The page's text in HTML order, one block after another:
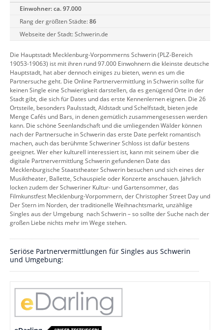
Einwohner: ca. 97.000
Rang der größten Städte:86
Webseite der Stadt:Schwerin.de
Die Hauptstadt Mecklenburg-Vorpommerns Schwerin (PLZ-Bereich
19053-19063) ist mit ihren rund 97.000 Einwohnern die kleinste deutsche
Hauptstadt, hat aber dennoch einiges zu bieten, wenn es um die
Partnersuche geht. Die Online Partnervermittlung in Schwerin sollte für
keinen Single eine Schwierigkeit darstellen, da es genügend Orte in der
Stadt gibt, die sich für Dates und das erste Kennenlernen eignen. Die 26
Ortsteile, besonders Paulsstadt, Aldstadt und Schelfstadt, bieten jede
Menge Cafés und Bars, in denen gemütlich zusammengesessen werden
kann. Die schöne Seenlandschaft und die umliegenden Wälder können
nach der Partnersuche in Schwerin das erste Date perfekt romantisch
machen, auch das berühmte Schweriner Schloss ist dafür bestens
geeignet. Wer eher kulturell interessiert ist, kann mit seinem über die
digitale Partnervermittlung Schwerin gefundenen Date das
Mecklenburgische Staatstheater Schwerin besuchen und sich eines der
Musiktheater, Ballette, Schauspiele oder Konzerte anschauen. Jährlich
locken zudem der Schweriner Kultur- und Gartensommer, das
Filmkunstfest Mecklenburg-Vorpommern, der Christopher Street Day und
Der Stern im Norden, der traditionelle Weihnachtsmarkt, unzählige
Singles aus der Umgebung nach Schwerin – so sollte der Suche nach der
großen Liebe nichts mehr im Wege stehen.
Seriöse Partnervermittlungen für Singles aus Schwerin
und Umgebung: